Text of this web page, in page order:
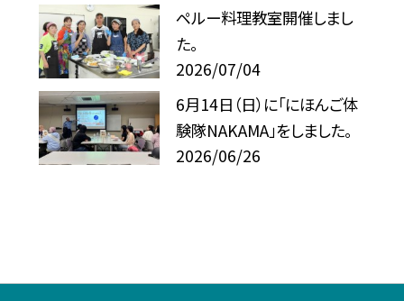
ペルー料理教室開催しまし
た。
2026/07/04
6月14日（日）に「にほんご体
験隊NAKAMA」をしました。
2026/06/26